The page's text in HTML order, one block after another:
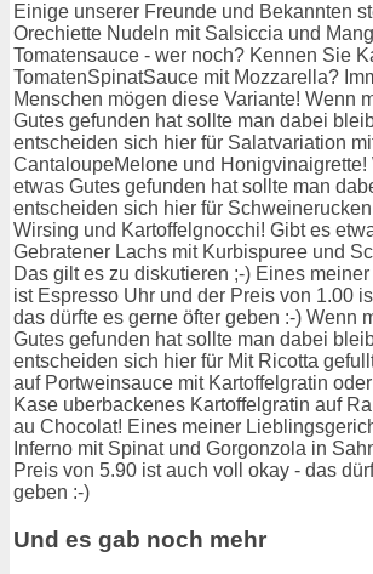
Einige unserer Freunde und Bekannten
Orechiette Nudeln mit Salsiccia und
Tomatensauce - wer noch? Kennen Sie
TomatenSpinatSauce mit Mozzarella?
Menschen mögen diese Variante! Wenn
Gutes gefunden hat sollte man dabei
entscheiden sich hier für Salatvariation
CantaloupeMelone und Honigvinaigrette!
etwas Gutes gefunden hat sollte man
entscheiden sich hier für
Wirsing und Kartoffelgnocchi! Gibt es
Gebratener Lachs mit Kurbispuree und
Das gilt es zu diskutieren ;-) Eines
ist Espresso Uhr und der Preis von 1.00
das dürfte es gerne öfter geben :-) Wenn
Gutes gefunden hat sollte man dabei
entscheiden sich hier für Mit Ricotta
auf Portweinsauce mit Kartoffelgratin
Kase uberbackenes Kartoffelgratin auf
au Chocolat! Eines meiner
Inferno mit Spinat und Gorgonzola in
Preis von 5.90 ist auch voll okay - das
geben :-)
Und es gab noch mehr